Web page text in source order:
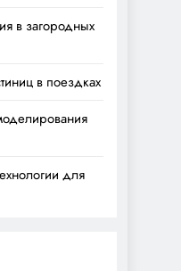
в загородных
в поездках
для